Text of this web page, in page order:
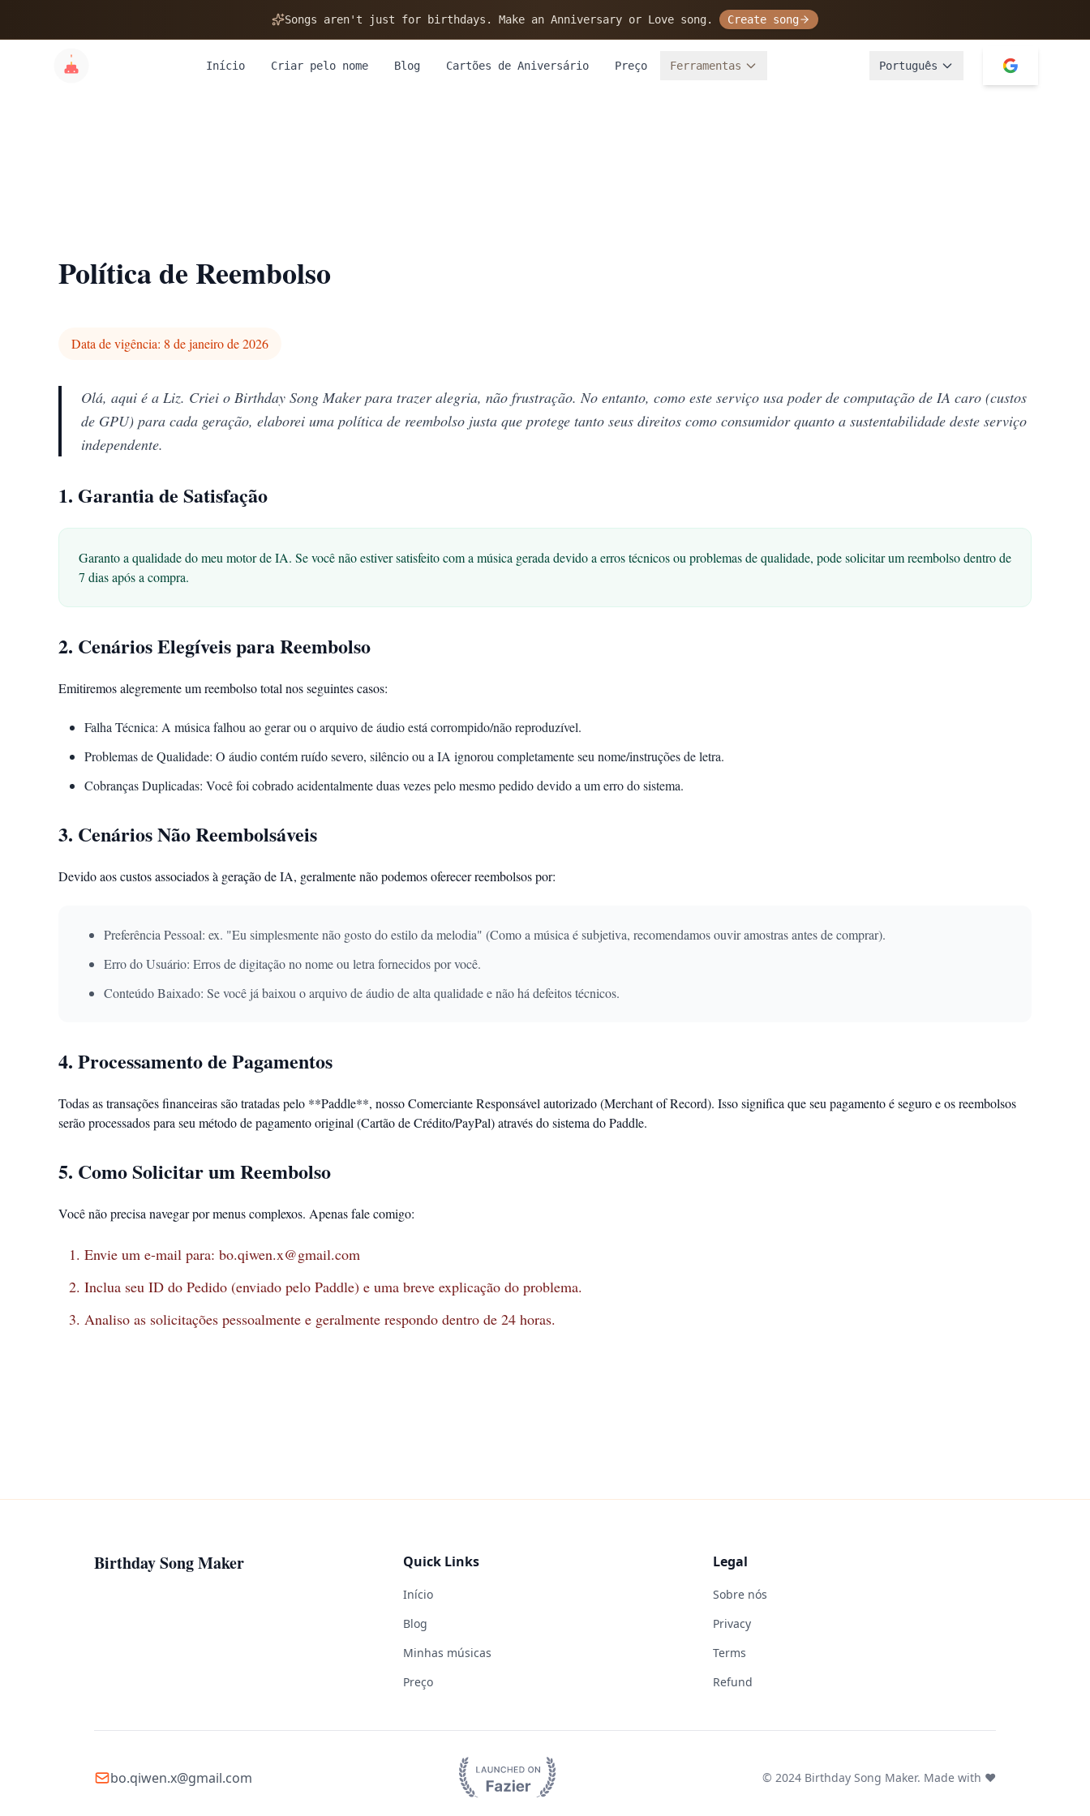
Songs aren't just for birthdays. Make an Anniversary or Love song. Create song
Início Criar pelo nome Blog Cartões de Aniversário Preço Ferramentas Português
Política de Reembolso
Data de vigência: 8 de janeiro de 2026
Olá, aqui é a Liz. Criei o Birthday Song Maker para trazer alegria, não frustração. No entanto, como este serviço usa poder de computação de IA caro (custos
de GPU) para cada geração, elaborei uma política de reembolso justa que protege tanto seus direitos como consumidor quanto a sustentabilidade deste serviço
independente.
1. Garantia de Satisfação
Garanto a qualidade do meu motor de IA. Se você não estiver satisfeito com a música gerada devido a erros técnicos ou problemas de qualidade, pode solicitar um reembolso dentro de
7 dias após a compra.
2. Cenários Elegíveis para Reembolso
Emitiremos alegremente um reembolso total nos seguintes casos:
Falha Técnica: A música falhou ao gerar ou o arquivo de áudio está corrompido/não reproduzível.
Problemas de Qualidade: O áudio contém ruído severo, silêncio ou a IA ignorou completamente seu nome/instruções de letra.
Cobranças Duplicadas: Você foi cobrado acidentalmente duas vezes pelo mesmo pedido devido a um erro do sistema.
3. Cenários Não Reembolsáveis
Devido aos custos associados à geração de IA, geralmente não podemos oferecer reembolsos por:
Preferência Pessoal: ex. "Eu simplesmente não gosto do estilo da melodia" (Como a música é subjetiva, recomendamos ouvir amostras antes de comprar).
Erro do Usuário: Erros de digitação no nome ou letra fornecidos por você.
Conteúdo Baixado: Se você já baixou o arquivo de áudio de alta qualidade e não há defeitos técnicos.
4. Processamento de Pagamentos
Todas as transações financeiras são tratadas pelo **Paddle**, nosso Comerciante Responsável autorizado (Merchant of Record). Isso significa que seu pagamento é seguro e os reembolsos
serão processados para seu método de pagamento original (Cartão de Crédito/PayPal) através do sistema do Paddle.
5. Como Solicitar um Reembolso
Você não precisa navegar por menus complexos. Apenas fale comigo:
Envie um e-mail para: bo.qiwen.x@gmail.com
Inclua seu ID do Pedido (enviado pelo Paddle) e uma breve explicação do problema.
Analiso as solicitações pessoalmente e geralmente respondo dentro de 24 horas.
Birthday Song Maker Quick Links
Início
Blog
Minhas músicas
Preço
Legal
Sobre nós
Privacy
Terms
Refund
bo.qiwen.x@gmail.com © 2024 Birthday Song Maker. Made with ❤️